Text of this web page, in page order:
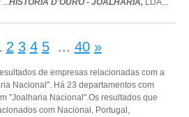
...HISTÓRIA D'OURO - JOALHARIA, LDA...
2 3 4 5 ... 40 »
de empresas relacionadas com a
Nacional". Há 23 departamentos com
"Joalharia Nacional".Os resultados que
com Nacional, Portugal,